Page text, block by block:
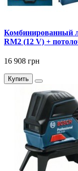
Комбинированный
RM2 (12 V) +
16 908 грн
Купить